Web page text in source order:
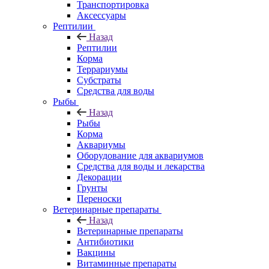
Транспортировка
Аксессуары
Рептилии
Назад
Рептилии
Корма
Террариумы
Субстраты
Средства для воды
Рыбы
Назад
Рыбы
Корма
Аквариумы
Оборудование для аквариумов
Средства для воды и лекарства
Декорации
Грунты
Переноски
Ветеринарные препараты
Назад
Ветеринарные препараты
Антибиотики
Вакцины
Витаминные препараты